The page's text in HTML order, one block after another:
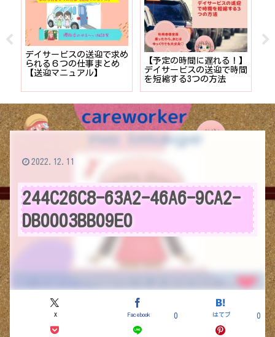
デイサービスの送迎で求め
られる６つの仕事まとめ
【送迎マニュアル】
【予定の時間に遅れる！】
デイサービスの送迎で時間
を短縮する3つの方法
244C26C8-63A2-46A6-9CA2-
DB0003BB09E0
X Facebook 0 はてブ 0
2022.12.11